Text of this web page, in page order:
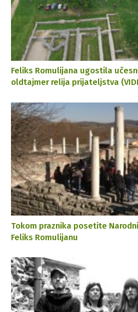
Feliks Romulijana ugostila
oldtajmer relija prijateljstva
Tokom praznika posetite
Feliks Romulijanu